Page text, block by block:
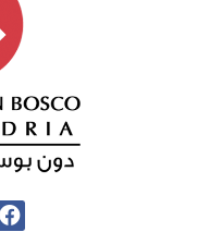
F